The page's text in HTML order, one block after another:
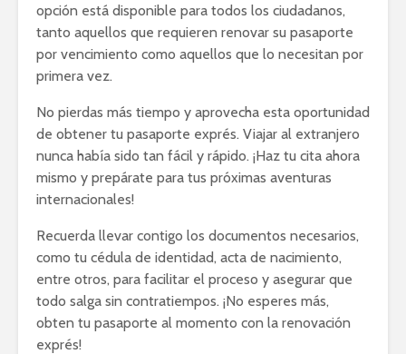
opción está disponible para todos los ciudadanos,
tanto aquellos que requieren renovar su pasaporte
por vencimiento como aquellos que lo necesitan por
primera vez.
No pierdas más tiempo y aprovecha esta oportunidad
de obtener tu pasaporte exprés. Viajar al extranjero
nunca había sido tan fácil y rápido. ¡Haz tu cita ahora
mismo y prepárate para tus próximas aventuras
internacionales!
Recuerda llevar contigo los documentos necesarios,
como tu cédula de identidad, acta de nacimiento,
entre otros, para facilitar el proceso y asegurar que
todo salga sin contratiempos. ¡No esperes más,
obten tu pasaporte al momento con la renovación
exprés!